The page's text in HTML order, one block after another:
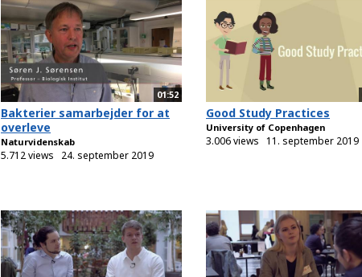
01:52
Bakterier samarbejder for at
overleve
Naturvidenskab
5.712 views 24. september 2019
Good Study Practices
University of Copenhagen
3.006 views 11. september 2019